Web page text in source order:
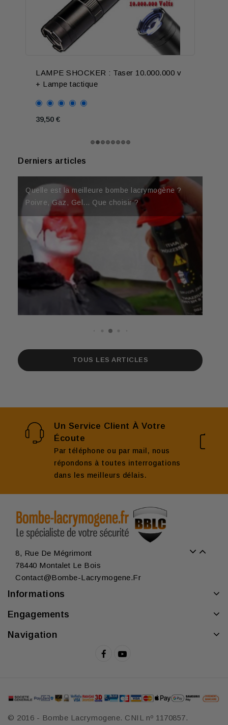
LAMPE SHOCKER : Taser 10.000.000 v
+ Lampe tactique
39,50 €
Derniers articles
Meilleur Taser 2026 : Comparatif Shockers en
Quelle est la meilleure bombe lacrymogène ?
Poivre, Gaz, Gel... Que choisir ?
Un mineur peut-il acheter une bombe lacrymogène selon la loi ?
Est-ce légal d'acheter un tazer ? Taser ou
Shocker, que dit la loi ?
TOUS LES ARTICLES
Un Service Client À Votre
Écoute
Par téléphone ou par mail, nous
répondons à toutes interrogations
dans les meilleurs délais.
8, Rue De Mégrimont
78440 Montalet Le Bois
Contact@bombe-Lacrymogene.fr
Informations
Engagements
Navigation
© 2016 - Bombe Lacrymogene. CNIL nº 1170857.